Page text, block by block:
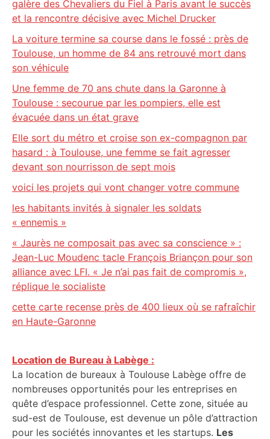
galère des Chevaliers du Fiel à Paris avant le succès
et la rencontre décisive avec Michel Drucker
La voiture termine sa course dans le fossé : près de
Toulouse, un homme de 84 ans retrouvé mort dans
son véhicule
Une femme de 70 ans chute dans la Garonne à
Toulouse : secourue par les pompiers, elle est
évacuée dans un état grave
Elle sort du métro et croise son ex-compagnon par
hasard : à Toulouse, une femme se fait agresser
devant son nourrisson de sept mois
voici les projets qui vont changer votre commune
les habitants invités à signaler les soldats
« ennemis »
« Jaurès ne composait pas avec sa conscience » :
Jean-Luc Moudenc tacle François Briançon pour son
alliance avec LFI. « Je n’ai pas fait de compromis »,
réplique le socialiste
cette carte recense près de 400 lieux où se rafraîchir
en Haute-Garonne
Location de Bureau à Labège :
La location de bureaux à Toulouse Labège offre de
nombreuses opportunités pour les entreprises en
quête d’espace professionnel. Cette zone, située au
sud-est de Toulouse, est devenue un pôle d’attraction
pour les sociétés innovantes et les startups. Les